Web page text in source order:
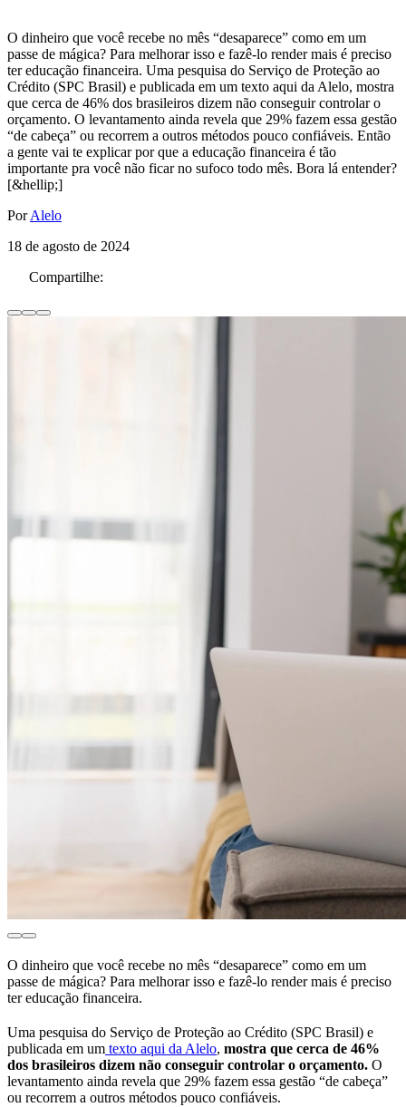
O dinheiro que você recebe no mês “desaparece” como em um
passe de mágica? Para melhorar isso e fazê-lo render mais é preciso
ter educação financeira. Uma pesquisa do Serviço de Proteção ao
Crédito (SPC Brasil) e publicada em um texto aqui da Alelo, mostra
que cerca de 46% dos brasileiros dizem não conseguir controlar o
orçamento. O levantamento ainda revela que 29% fazem essa gestão
“de cabeça” ou recorrem a outros métodos pouco confiáveis. Então
a gente vai te explicar por que a educação financeira é tão
importante pra você não ficar no sufoco todo mês. Bora lá entender?
[&hellip;]
PorAlelo
18 de agosto de 2024
Compartilhe:
O dinheiro que você recebe no mês “desaparece” como em um
passe de mágica? Para melhorar isso e fazê-lo render mais é preciso
ter educação financeira.
Uma pesquisa do Serviço de Proteção ao Crédito (SPC Brasil) e
publicada em um texto aqui da Alelo, mostra que cerca de 46%
dos brasileiros dizem não conseguir controlar o orçamento. O
levantamento ainda revela que 29% fazem essa gestão “de cabeça”
ou recorrem a outros métodos pouco confiáveis.